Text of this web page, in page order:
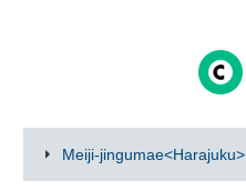
Meiji-jingumae<Harajuku>